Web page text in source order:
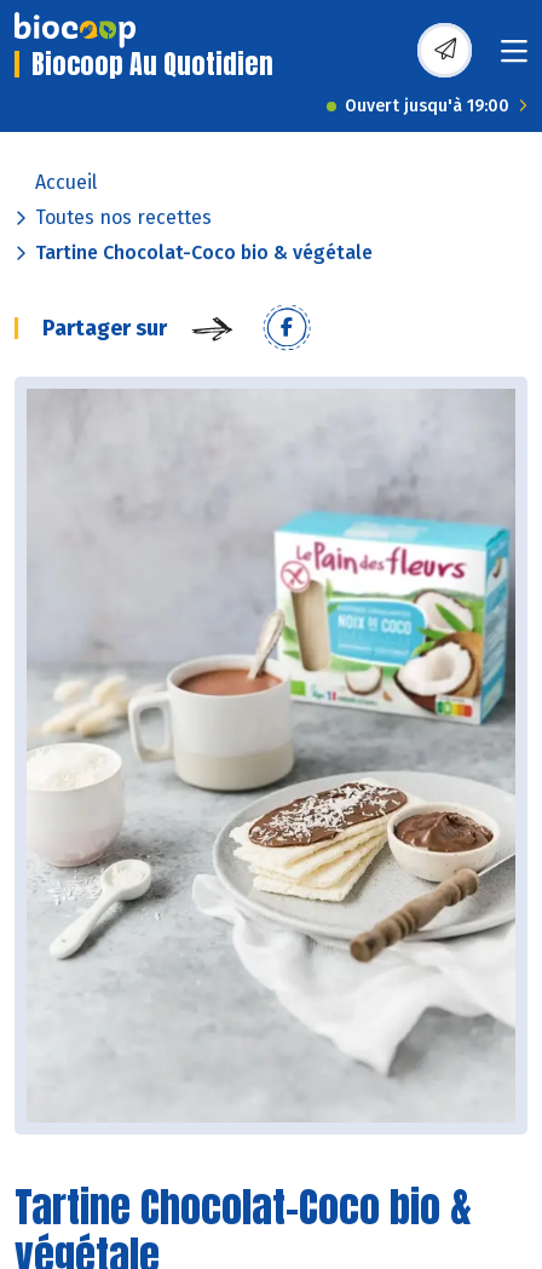
Biocoop Au Quotidien
Ouvert jusqu'à 19:00
Accueil
Toutes nos recettes
Tartine Chocolat-Coco bio & végétale
Partager sur
Tartine Chocolat-Coco bio &
végétale